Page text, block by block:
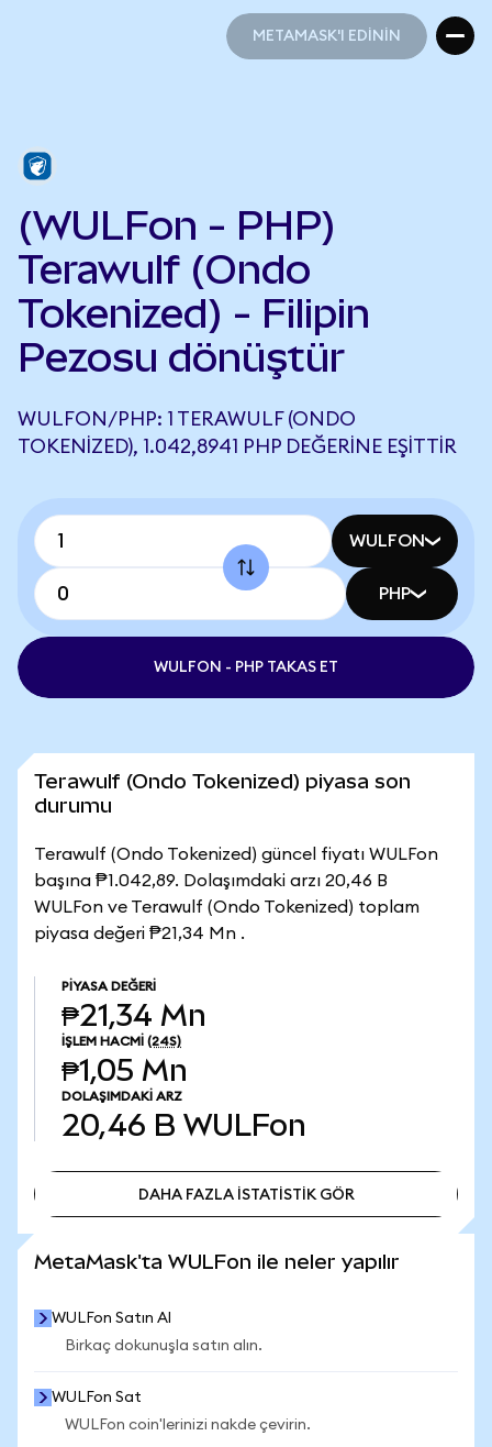
METAMASK'I EDİNİN
(WULFon - PHP)
Terawulf (Ondo
Tokenized) - Filipin
Pezosu dönüştür
WULFON/PHP: 1 TERAWULF (ONDO
TOKENIZED), 1.042,8941 PHP DEĞERINE EŞITTIR
WULFON
PHP
WULFON - PHP TAKAS ET
Terawulf (Ondo Tokenized) piyasa son
durumu
Terawulf (Ondo Tokenized) güncel fiyatı WULFon
başına ₱1.042,89. Dolaşımdaki arzı 20,46 B
WULFon ve Terawulf (Ondo Tokenized) toplam
piyasa değeri ₱21,34 Mn .
PIYASA DEĞERI
₱21,34 Mn
İŞLEM HACMI (24S)
₱1,05 Mn
DOLAŞIMDAKI ARZ
20,46 B WULFon
DAHA FAZLA İSTATİSTİK GÖR
MetaMask'ta WULFon ile neler yapılır
WULFon Satın Al
Birkaç dokunuşla satın alın.
WULFon Sat
WULFon coin'lerinizi nakde çevirin.